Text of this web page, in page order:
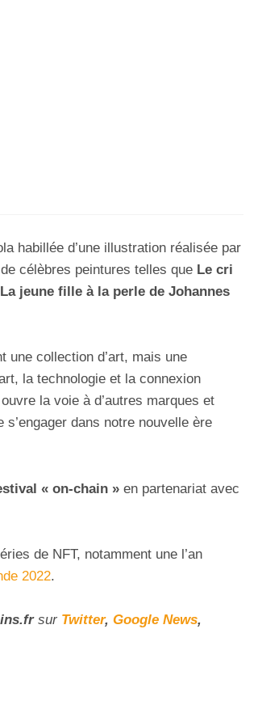
habillée d’une illustration réalisée par
célèbres peintures telles que Le cri
La jeune fille à la perle de Johannes
une collection d’art, mais une
la technologie et la connexion
la voie à d’autres marques et
dans notre nouvelle ère
« on-chain » en partenariat avec
de NFT, notamment une l’an
2022.
.fr sur Twitter, Google News,